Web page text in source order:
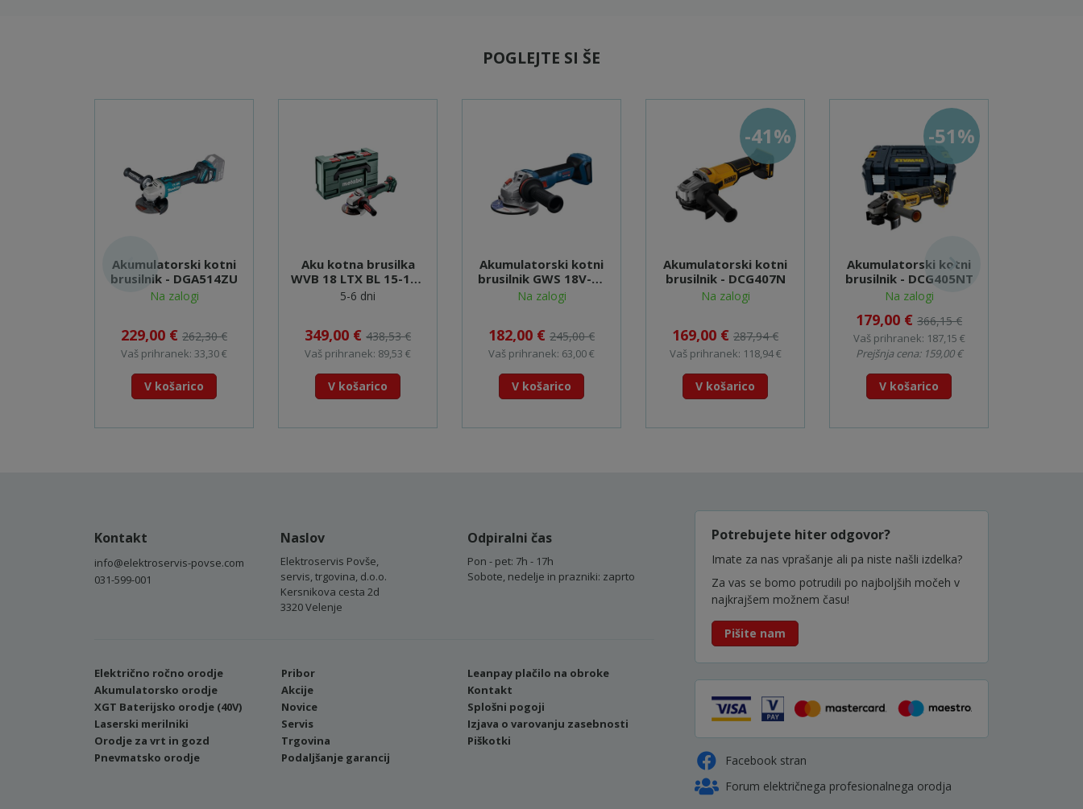
POGLEJTE SI ŠE
Akumulatorski kotni
brusilnik - DGA514ZU
Na zalogi
229,00 € 262,30 €
Vaš prihranek: 33,30 €
V košarico
Aku kotna brusilka
WVB 18 LTX BL 15-125
Quick - 601731840
5-6 dni
349,00 € 438,53 €
Vaš prihranek: 89,53 €
V košarico
Akumulatorski kotni
brusilnik GWS 18V-11
S BOSCH -
06019N4000
Na zalogi
182,00 € 245,00 €
Vaš prihranek: 63,00 €
V košarico
Akumulatorski kotni
brusilnik - DCG407N
Na zalogi
169,00 € 287,94 €
Vaš prihranek: 118,94 €
V košarico
-41%
Akumulatorski kotni
brusilnik - DCG405NT
Na zalogi
179,00 € 366,15 €
Vaš prihranek: 187,15 €
Prejšnja cena: 159,00 €
V košarico
-51%
Potrebujete hiter odgovor?
Imate za nas vprašanje ali pa niste našli izdelka?
Za vas se bomo potrudili po najboljših močeh v
najkrajšem možnem času!
Pišite nam
Facebook stran
Forum električnega profesionalnega orodja
Kontakt
info@elektroservis-povse.com
031-599-001
Naslov
Elektroservis Povše,
servis, trgovina, d.o.o.
Kersnikova cesta 2d
3320 Velenje
Odpiralni čas
Pon - pet: 7h - 17h
Sobote, nedelje in prazniki: zaprto
Električno ročno orodje
Akumulatorsko orodje
XGT Baterijsko orodje (40V)
Laserski merilniki
Orodje za vrt in gozd
Pnevmatsko orodje
Pribor
Akcije
Novice
Servis
Trgovina
Podaljšanje garancij
Leanpay plačilo na obroke
Kontakt
Splošni pogoji
Izjava o varovanju zasebnosti
Piškotki